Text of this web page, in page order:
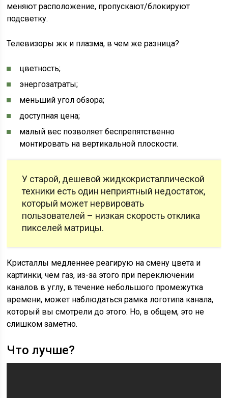
меняют расположение, пропускают/блокируют
подсветку.
Телевизоры жк и плазма, в чем же разница?
цветность;
энергозатраты;
меньший угол обзора;
доступная цена;
малый вес позволяет беспрепятственно
монтировать на вертикальной плоскости.
У старой, дешевой жидкокристаллической
техники есть один неприятный недостаток,
который может нервировать
пользователей – низкая скорость отклика
пикселей матрицы.
Кристаллы медленнее реагирую на смену цвета и
картинки, чем газ, из-за этого при переключении
каналов в углу, в течение небольшого промежутка
времени, может наблюдаться рамка логотипа канала,
который вы смотрели до этого. Но, в общем, это не
слишком заметно.
Что лучше?